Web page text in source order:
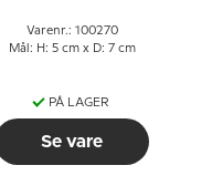
Varenr.: 100270
Mål: H: 5 cm x D: 7 cm
PÅ LAGER
Se vare